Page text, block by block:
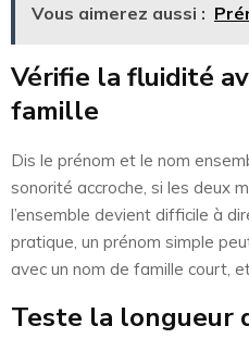
Vous aimerez aussi :
Vérifie la fluidité
famille
Dis le prénom et le nom
sonorité accroche, si les deux
l’ensemble devient difficile à
pratique, un prénom simple
avec un nom de famille court,
Teste la longueur